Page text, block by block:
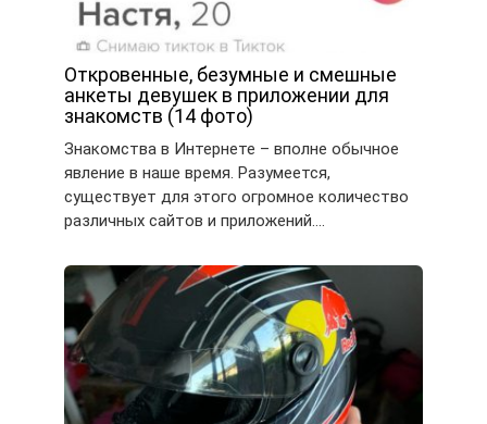
Откровенные, безумные и смешные
анкеты девушек в приложении для
знакомств (14 фото)
Знакомства в Интернете – вполне обычное
явление в наше время. Разумеется,
существует для этого огромное количество
различных сайтов и приложений….